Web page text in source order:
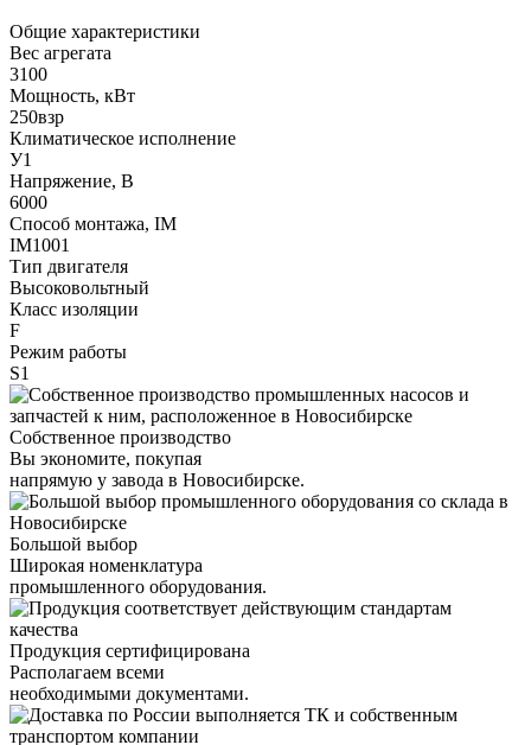
Общие характеристики
Вес агрегата
3100
Мощность, кВт
250взр
Климатическое исполнение
У1
Напряжение, В
6000
Способ монтажа, IM
IM1001
Тип двигателя
Высоковольтный
Класс изоляции
F
Режим работы
S1
Собственное производство
Вы экономите, покупая
напрямую у завода в Новосибирске.
Большой выбор
Широкая номенклатура
промышленного оборудования.
Продукция сертифицирована
Располагаем всеми
необходимыми документами.